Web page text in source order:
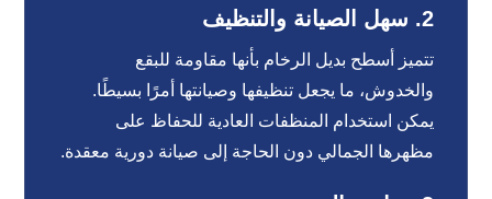
2. سهل الصيانة والتنظيف
تتميز أسطح بديل الرخام بأنها مقاومة للبقع
والخدوش، ما يجعل تنظيفها وصيانتها أمرًا بسيطًا.
يمكن استخدام المنظفات العادية للحفاظ على
مظهرها الجمالي دون الحاجة إلى صيانة دورية معقدة.